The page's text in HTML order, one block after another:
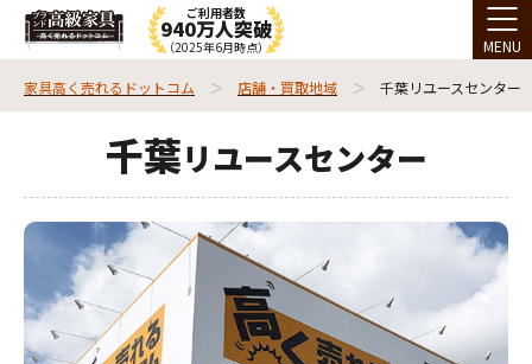
ご利用者数
940万人突破
（2025年6月時点） MENU
家具高く売れるドットコム 店舗・買取地域 千葉リユースセンター
千葉リユースセンター